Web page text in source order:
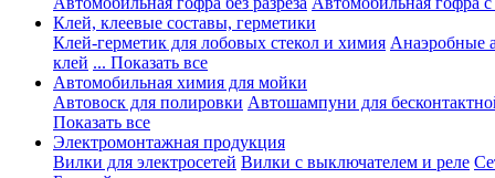
Клей, клеевые составы, герметики
Клей-герметик для лобовых стекол и химия Анаэробные
клей ... Показать все
Автомобильная химия для мойки
Автовоск для полировки Автошампуни для
Показать все
Электромонтажная продукция
Вилки для электросетей Вилки с выключателем и реле